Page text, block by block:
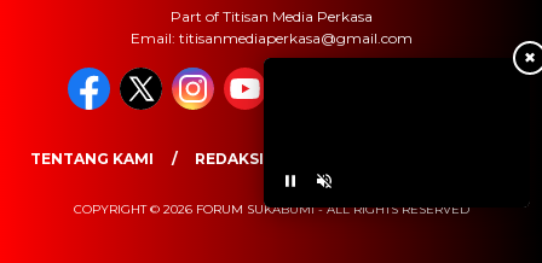
✖
Part of Titisan Media Perkasa
Email: titisanmediaperkasa@gmail.com
TENTANG KAMI REDAKSI
COPYRIGHT © 2026 FORUM SUKABUMI - ALL RIGHTS RESERVED